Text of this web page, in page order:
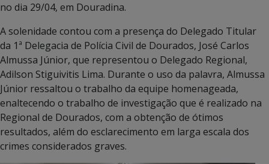
no dia 29/04, em Douradina.
A solenidade contou com a presença do Delegado Titular
da 1ª Delegacia de Polícia Civil de Dourados, José Carlos
Almussa Júnior, que representou o Delegado Regional,
Adilson Stiguivitis Lima. Durante o uso da palavra, Almussa
Júnior ressaltou o trabalho da equipe homenageada,
enaltecendo o trabalho de investigação que é realizado na
Regional de Dourados, com a obtenção de ótimos
resultados, além do esclarecimento em larga escala dos
crimes considerados graves.